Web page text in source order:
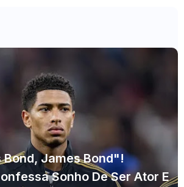
James Bond"!
Sonho De Ser Ator E